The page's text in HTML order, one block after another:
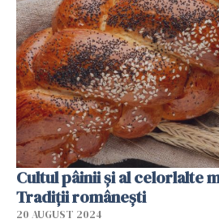
Cultul pâinii și al celorlalte
Tradiții românești
20 AUGUST 2024